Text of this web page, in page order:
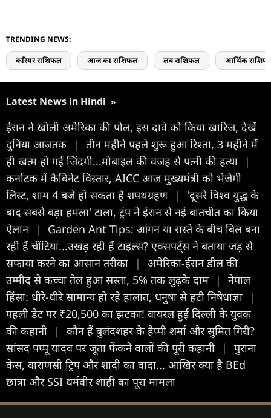
TRENDING NEWS:
करियर राशिफल आज का राशिफल लव राशिफल आर्थिक
Latest News in Hindi »
ईरान ने खोली अमेरिका की पोल, इस दावे को किया खारिज, देखें
दुनिया आजतक
|
तीन महीने पहले शुरू हुआ रिश्ता, 3 महीने में
ही खत्म हो गई जिंदगी...मोबाइल की वजह से पत्नी की हत्या
|
कर्नाटक में कैबिनेट विस्तार, AICC आज मुख्यमंत्री को भेजेगी
लिस्ट, शाम 4 बजे हो सकता है शपथग्रहण |
'दूसरे विश्व युद्ध के
बाद सबसे बड़ा हमला' टाला, ट्रंप ने ईरान से नई बातचीत का किया
ऐलान |
Garden Ant Tips: आंगन या रास्ते के बीच बिल बना
रही हैं चींटियां...उखड़ रही हैं टाइल्स? एक्सपर्ट्स ने बताया जड़ से
सफाया करने का आसान तरीका
|
अमेरिका-ईरान डील की
उम्मीद से कच्चा तेल हुआ सस्ता, 5% तक लुढ़के दाम
|
नेपाल
हिंसा: धीरे-धीरे सामान्य हो रहे हालात, धनुषा से हटी निषेधाज्ञा
|
पहली डेट पर ₹20,500 का झटका! वायरल हुई दिल्ली के युवक
की कहानी
|
कौन हैं बुलंदशहर के हैप्पी शर्मा और सुमित गिरी?
सांसद पप्पू यादव पर जूता फेंकने वालों की पूरी कहानी
|
पुराना
केस, वाराणसी ट्रिप और शादी का वादा... आखिर क्या है BEd
छात्रा और SSI धर्मवीर शाही का पूरा मामला